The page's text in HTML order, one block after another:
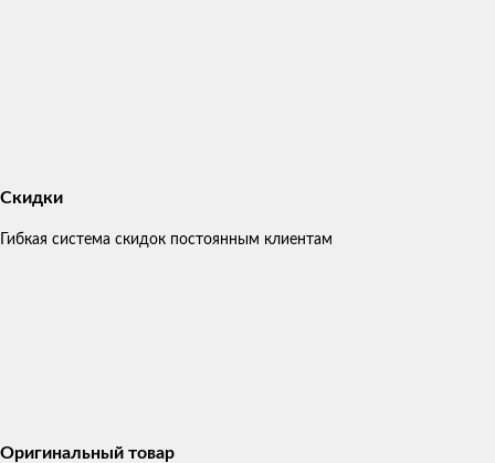
Скидки
Гибкая система скидок постоянным клиентам
Оригинальный товар